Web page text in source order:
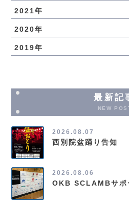
2021年
2020年
2019年
最新記
NEW
2026.08.07
西別院盆踊り告知
2026.08.06
OKB SCLAMBサポ